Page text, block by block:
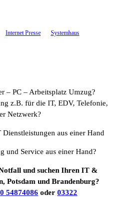
Internet Presse Systemhaus
– PC – Arbeitsplatz Umzug?
z.B. für die IT, EDV, Telefonie,
Netzwerk?
Dienstleistungen aus einer Hand
und Service aus einer Hand?
und suchen Ihren IT &
Potsdam und Brandenburg?
54874086 oder 03322